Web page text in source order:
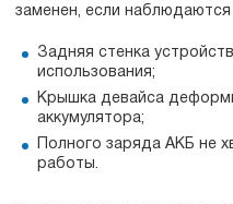
заменен, если
Задняя стенка
использования;
Крышка девайса
аккумулятора;
Полного заряда АКБ не
работы.